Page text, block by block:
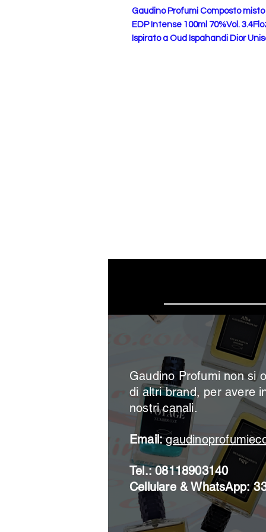
Gaudino Profumi Composto
EDP Intense 100ml 70%Vol.
Ispirato a Oud Ispahandi Dior
Gaudino Profumi non si
di altri brand, per avere
nostri canali.
Email:
Tel.: 08118903140
Cellulare & WhatsApp: